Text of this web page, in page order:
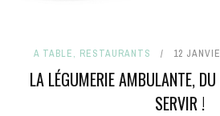
A TABLE, RESTAURANTS 12
LA LÉGUMERIE AMBULANTE,
SERVIR !